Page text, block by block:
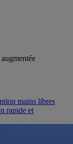
mains libres
rapide et